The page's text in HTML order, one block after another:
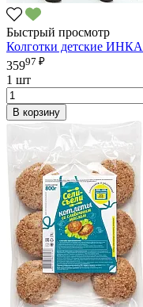
Быстрый просмотр
Колготки детские
35997 ₽
1 шт
В корзину